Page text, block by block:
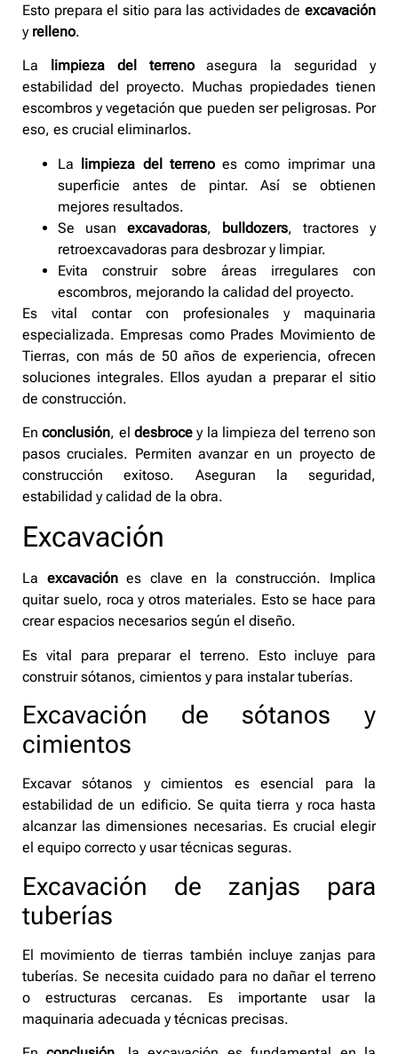
Esto prepara el sitio para las actividades de excavación
y relleno.
La limpieza del terrenoasegura la seguridad y
estabilidad del proyecto. Muchas propiedades tienen
escombros y vegetación que pueden ser peligrosas. Por
eso, es crucial eliminarlos.
La limpieza del terrenoes como imprimar una
superficie antes de pintar. Así se obtienen
mejores resultados.
Se usan excavadoras, bulldozers, tractores y
retroexcavadoras para desbrozar y limpiar.
Evita construir sobre áreas irregulares con
escombros, mejorando la calidad del proyecto.
Es vital contar con profesionales y maquinaria
especializada. Empresas como Prades Movimiento de
Tierras, con más de 50 años de experiencia, ofrecen
soluciones integrales. Ellos ayudan a preparar el sitio
de construcción.
Enconclusión, eldesbroce y la limpieza del terreno son
pasos cruciales. Permiten avanzar en un proyecto de
construcción exitoso. Aseguran la seguridad,
estabilidad y calidad de la obra.
Excavación
La excavaciónes clave en la construcción. Implica
quitar suelo, roca y otros materiales. Esto se hace para
crear espacios necesarios según el diseño.
Es vital para preparar el terreno. Esto incluye para
construir sótanos, cimientos y para instalar tuberías.
Excavación de sótanos y
cimientos
Excavar sótanos y cimientos es esencial para la
estabilidad de un edificio. Se quita tierra y roca hasta
alcanzar las dimensiones necesarias. Es crucial elegir
el equipo correcto y usar técnicas seguras.
Excavación de zanjas para
tuberías
El movimiento de tierras también incluye zanjas para
tuberías. Se necesita cuidado para no dañar el terreno
o estructuras cercanas. Es importante usar la
maquinaria adecuada y técnicas precisas.